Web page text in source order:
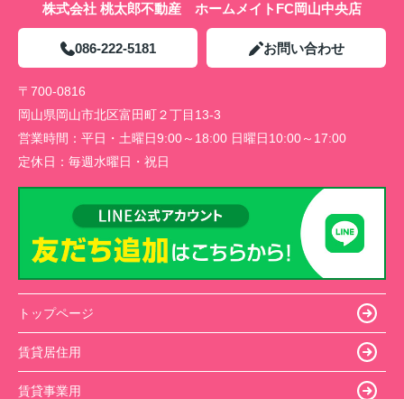
株式会社 桃太郎不動産 ホームメイトFC岡山中央店
086-222-5181 お問い合わせ
〒700-0816
岡山県岡山市北区富田町２丁目13-3
営業時間： 平日・土曜日9:00～18:00 日曜日10:00～17:00
定休日： 毎週水曜日・祝日
トップページ
賃貸居住用
賃貸事業用